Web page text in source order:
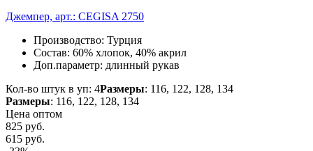
Джемпер, арт.: CEGISA 2750
Производство: Турция
Состав: 60% хлопок, 40% акрил
Доп.параметр: длинный рукав
Кол-во штук в уп: 4Размеры: 116, 122, 128, 134
Размеры: 116, 122, 128, 134
Цена оптом
825 руб.
615 руб.